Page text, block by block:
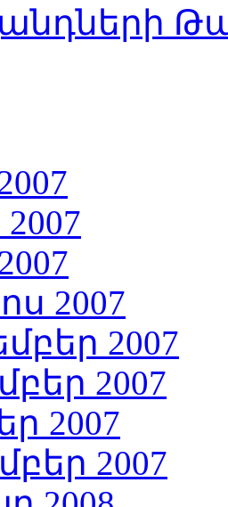
2007
2007
2007
2007
2007